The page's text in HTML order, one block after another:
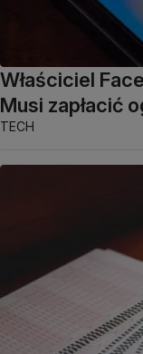
Właściciel
Musi zapłacić
TECH